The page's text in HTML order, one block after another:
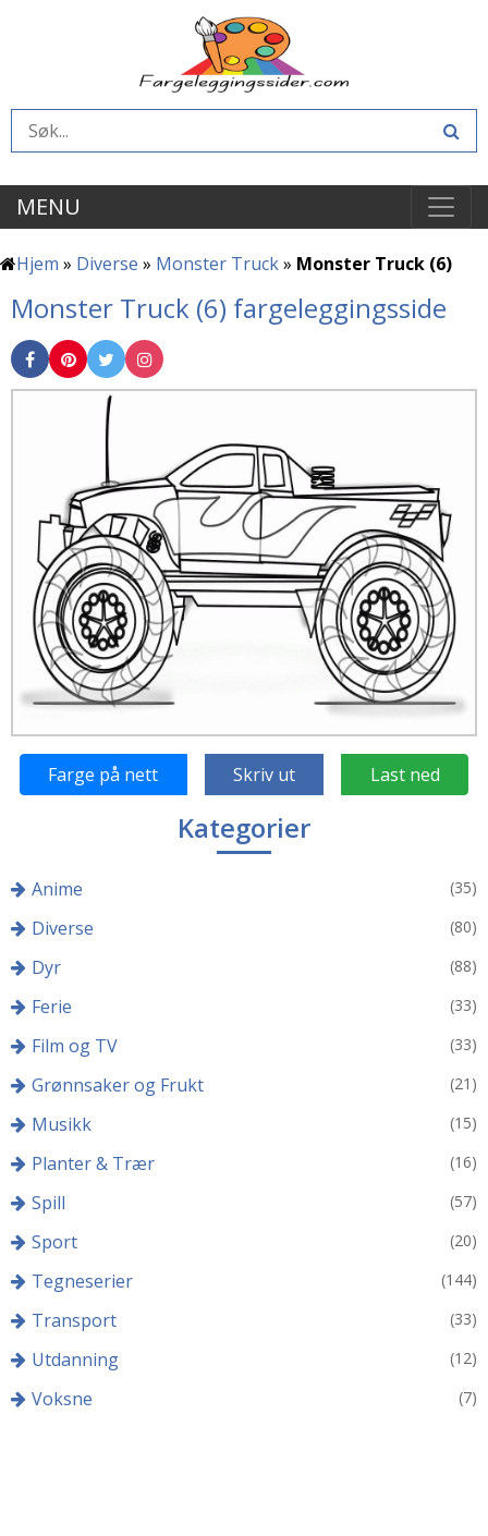
MENU
Hjem » Diverse » Monster Truck» Monster Truck (6)
Monster Truck (6) fargeleggingsside
Farge på nett Skriv ut Last ned
Kategorier
Anime (35)
Diverse (80)
Dyr (88)
Ferie (33)
Film og TV (33)
Grønnsaker og Frukt (21)
Musikk (15)
Planter & Trær (16)
Spill (57)
Sport (20)
Tegneserier (144)
Transport (33)
Utdanning (12)
Voksne (7)